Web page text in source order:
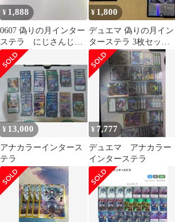
¥ 1,888
0607 偽りの月インター
ステラ にじさんじ 4
枚
¥ 1,800
デュエマ 偽りの月イン
ターステラ 3枚セッ
ト 他４枚
¥ 13,000
アナカラーインタース
テラ
¥ 7,777
デュエマ アナカラー
インターステラ